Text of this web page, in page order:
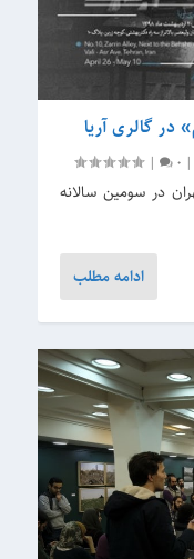
گالری آریا
|
0
|
در سومین سالانه
ادامه مطلب